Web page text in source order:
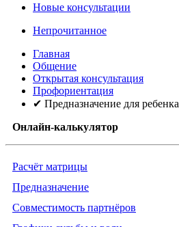
Новые консультации
Непрочитанное
Главная
Общение
Открытая консультация
Профориентация
✔ Предназначение для ребенка
Онлайн-калькулятор
Расчёт матрицы
Предназначение
Совместимость партнёров